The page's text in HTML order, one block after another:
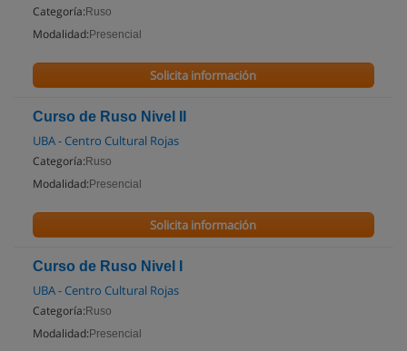
Categoría: Ruso
Modalidad: Presencial
Solicita información
Curso de Ruso Nivel II
UBA - Centro Cultural Rojas
Categoría: Ruso
Modalidad: Presencial
Solicita información
Curso de Ruso Nivel I
UBA - Centro Cultural Rojas
Categoría: Ruso
Modalidad: Presencial